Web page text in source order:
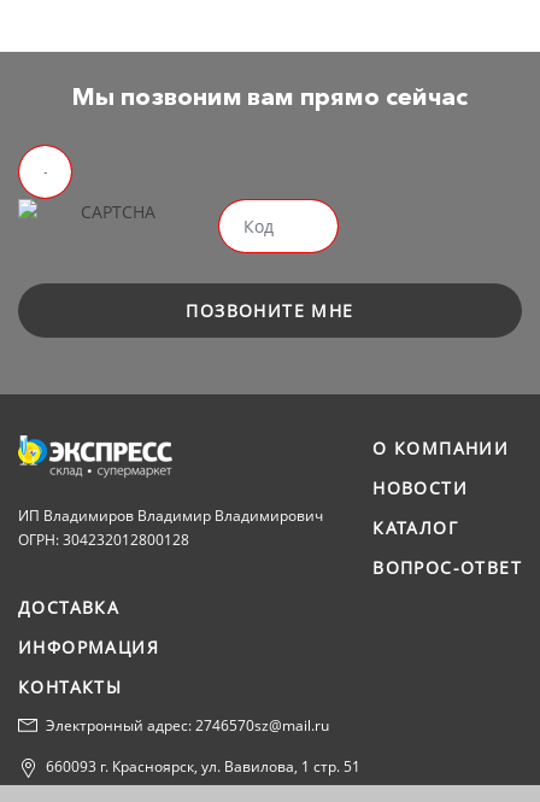
Мы позвоним вам прямо сейчас
ПОЗВОНИТЕ МНЕ
ИП Владимиров Владимир Владимирович
ОГРН: 304232012800128
О КОМПАНИИ
НОВОСТИ
КАТАЛОГ
ВОПРОС-ОТВЕТ
ДОСТАВКА
ИНФОРМАЦИЯ
КОНТАКТЫ
Электронный адрес: 2746570sz@mail.ru
660093 г. Красноярск, ул. Вавилова, 1 стр. 51